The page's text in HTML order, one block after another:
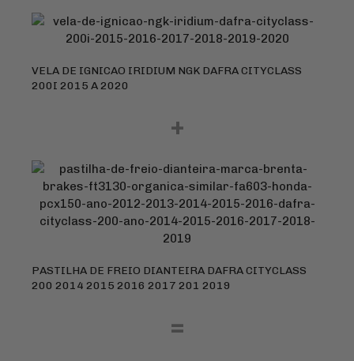
VELA DE IGNICAO IRIDIUM NGK DAFRA CITYCLASS
200I 2015 A 2020
+
PASTILHA DE FREIO DIANTEIRA DAFRA CITYCLASS
200 2014 2015 2016 2017 201 2019
=